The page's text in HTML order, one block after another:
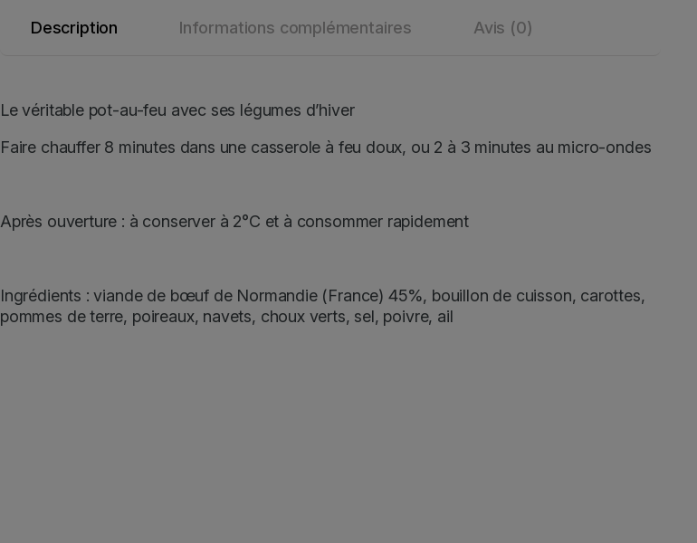
r
a
a
l
é
Description Informations complémentaires Avis (0)
Le véritable pot-au-feu avec ses légumes d’hiver
Faire chauffer 8 minutes dans une casserole à feu doux, ou 2 à 3 minutes au micro-ondes
Après ouverture : à conserver à 2°C et à consommer rapidement
Ingrédients : viande de bœuf de Normandie (France) 45%, bouillon de cuisson, carottes,
pommes de terre, poireaux, navets, choux verts, sel, poivre, ail